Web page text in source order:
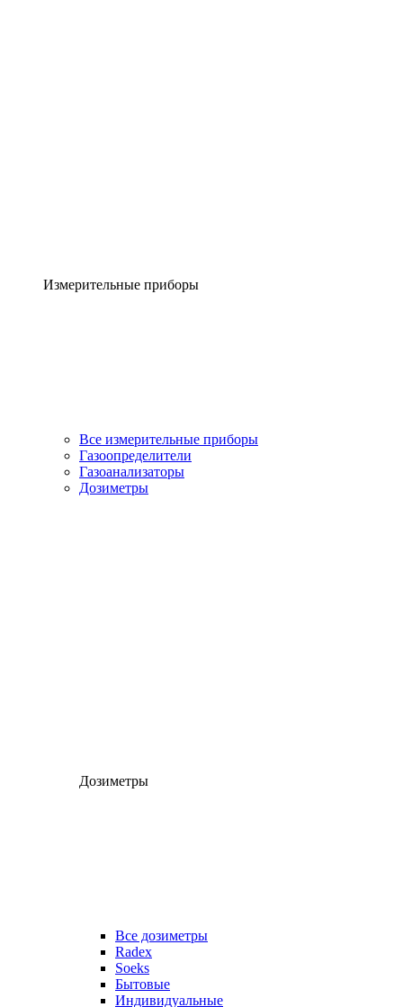
Измерительные приборы
Все измерительные приборы
Газоопределители
Газоанализаторы
Дозиметры
Дозиметры
Все дозиметры
Radex
Soeks
Бытовые
Индивидуальные